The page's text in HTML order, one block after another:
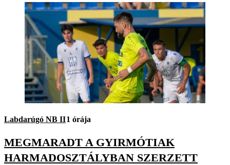
Labdarúgó NB II1 órája
MEGMARADT A GYIRMÓTIAK
HARMADOSZTÁLYBAN SZERZETT